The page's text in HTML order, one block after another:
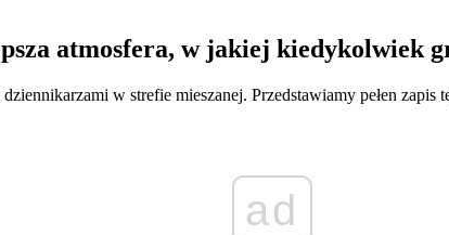
atmosfera, w jakiej kiedykolwiek
w strefie mieszanej. Przedstawiamy pełen
ad